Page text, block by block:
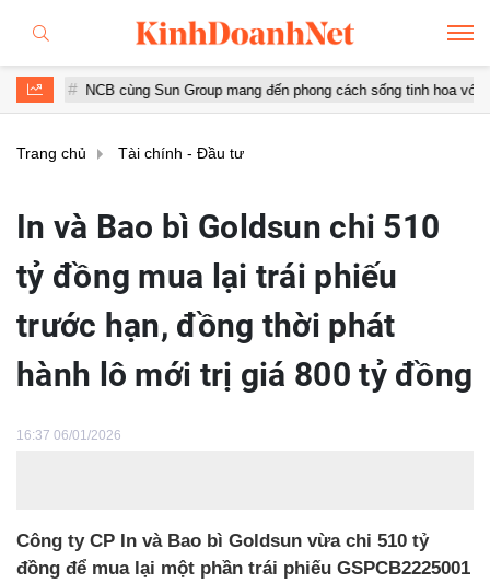
NCB cùng Sun Group mang đến phong cách sống tinh hoa với đặc quyền
Trang chủ Tài chính - Đầu tư
In và Bao bì Goldsun chi 510
tỷ đồng mua lại trái phiếu
trước hạn, đồng thời phát
hành lô mới trị giá 800 tỷ đồng
16:37 06/01/2026
Công ty CP In và Bao bì Goldsun vừa chi 510 tỷ
đồng để mua lại một phần trái phiếu GSPCB2225001